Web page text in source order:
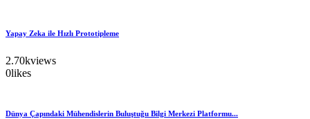
Yapay Zeka ile Hızlı Prototipleme
2.70kviews
0likes
Dünya Çapındaki Mühendislerin Buluştuğu Bilgi Merkezi Platformu...